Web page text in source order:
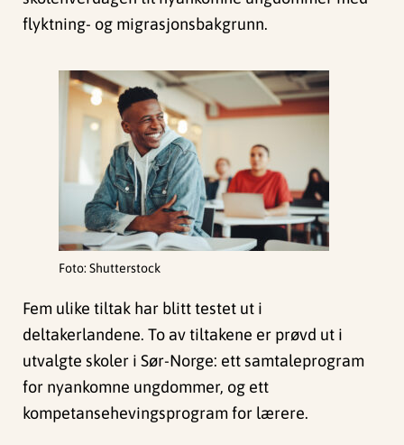
flyktning- og migrasjonsbakgrunn.
Foto: Shutterstock
Fem ulike tiltak har blitt testet ut i
deltakerlandene. To av tiltakene er prøvd ut i
utvalgte skoler i Sør-Norge: ett samtaleprogram
for nyankomne ungdommer, og ett
kompetansehevingsprogram for lærere.